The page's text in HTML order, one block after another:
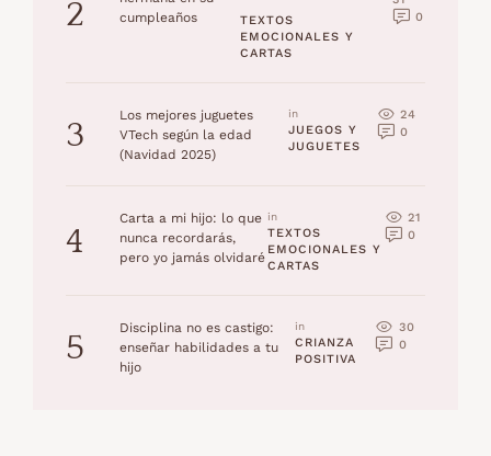
2
cumpleaños
TEXTOS
EMOCIONALES Y
CARTAS
0
3
Los mejores juguetes
VTech según la edad
(Navidad 2025)
in
JUEGOS Y
JUGUETES
24
0
4
Carta a mi hijo: lo que
nunca recordarás,
pero yo jamás olvidaré
in
TEXTOS
EMOCIONALES Y
CARTAS
21
0
5
Disciplina no es castigo:
enseñar habilidades a tu
hijo
in
CRIANZA
POSITIVA
30
0